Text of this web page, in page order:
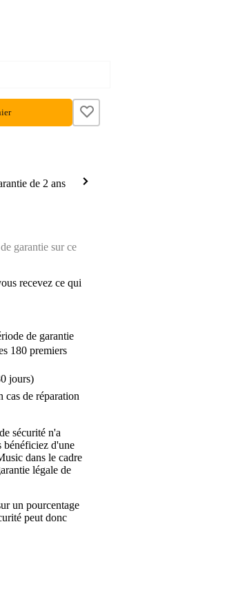
de 2 ans
garantie sur ce
recevez ce qui
de garantie
180 premiers
jours)
cas de réparation
sécurité n'a
bénéficiez d'une
dans le cadre
légale de
un pourcentage
peut donc